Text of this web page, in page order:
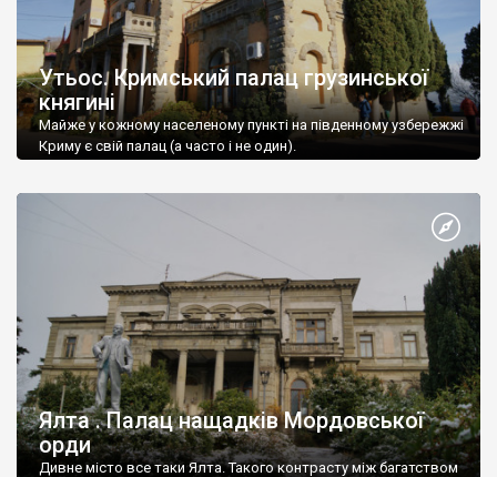
Утьос. Кримський палац грузинської
княгині
Майже у кожному населеному пункті на південному узбережжі
Криму є свій палац (а часто і не один).
Ялта . Палац нащадків Мордовської
орди
Дивне місто все таки Ялта. Такого контрасту між багатством